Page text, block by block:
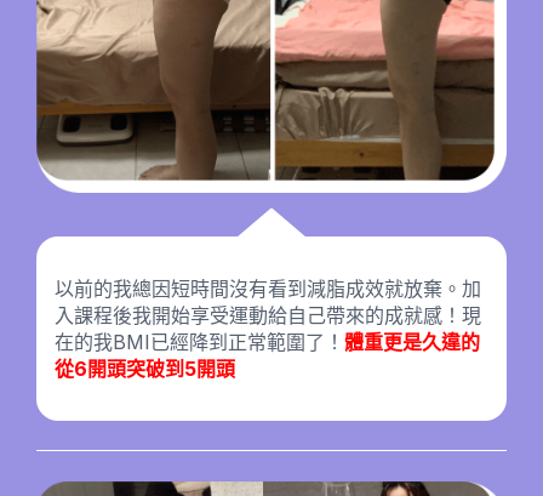
以前的我總因短時間沒有看到減脂成效就放棄。加
入課程後我開始享受運動給自己帶來的成就感！現
在的我BMI已經降到正常範圍了！ 體重更是久違的
從6開頭突破到5開頭